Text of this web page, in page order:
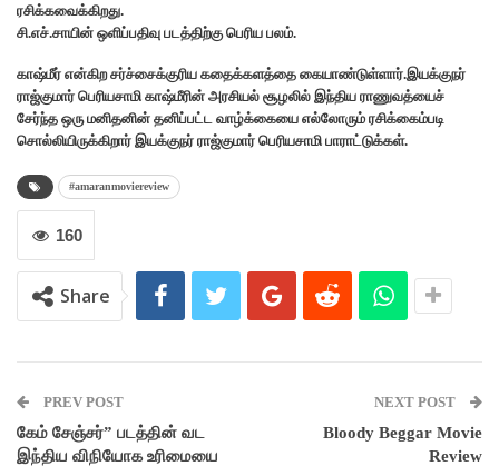
ரசிக்கவைக்கிறது.
சி.எச்.சாயின் ஒளிப்பதிவு படத்திற்கு பெரிய பலம்.
காஷ்மீர் என்கிற சர்ச்சைக்குரிய கதைக்களத்தை கையாண்டுள்ளார்.இயக்குநர்
ராஜ்குமார் பெரியசாமி காஷ்மீரின் அரசியல் சூழலில் இந்திய ராணுவத்யைச்
சேர்ந்த ஒரு மனிதனின் தனிப்பட்ட வாழ்க்கையை எல்லோரும் ரசிக்கைம்படி
சொல்லியிருக்கிறார் இயக்குநர் ராஜ்குமார் பெரியசாமி பாராட்டுக்கள்.
#amaranmoviereview
160
Share
PREV POST
கேம் சேஞ்சர்” படத்தின் வட
இந்திய விநியோக உரிமையை
NEXT POST
Bloody Beggar Movie
Review